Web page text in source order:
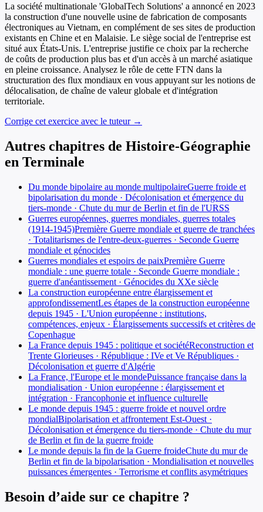
La société multinationale 'GlobalTech Solutions' a annoncé en 2023
la construction d'une nouvelle usine de fabrication de composants
électroniques au Vietnam, en complément de ses sites de production
existants en Chine et en Malaisie. Le siège social de l'entreprise est
situé aux États-Unis. L'entreprise justifie ce choix par la recherche
de coûts de production plus bas et d'un accès à un marché asiatique
en pleine croissance. Analysez le rôle de cette FTN dans la
structuration des flux mondiaux en vous appuyant sur les notions de
délocalisation, de chaîne de valeur globale et d'intégration
territoriale.
Corrige cet exercice avec le tuteur →
Autres chapitres de Histoire-Géographie
en Terminale
Du monde bipolaire au monde multipolaireGuerre froide et
bipolarisation du monde · Décolonisation et émergence du
tiers-monde · Chute du mur de Berlin et fin de l'URSS
Guerres européennes, guerres mondiales, guerres totales
(1914-1945)Première Guerre mondiale et guerre de tranchées
· Totalitarismes de l'entre-deux-guerres · Seconde Guerre
mondiale et génocides
Guerres mondiales et espoirs de paixPremière Guerre
mondiale : une guerre totale · Seconde Guerre mondiale :
guerre d'anéantissement · Génocides du XXe siècle
La construction européenne entre élargissement et
approfondissementLes étapes de la construction européenne
depuis 1945 · L'Union européenne : institutions,
compétences, enjeux · Élargissements successifs et critères de
Copenhague
La France depuis 1945 : politique et sociétéReconstruction et
Trente Glorieuses · République : IVe et Ve Républiques ·
Décolonisation et guerre d'Algérie
La France, l'Europe et le mondePuissance française dans la
mondialisation · Union européenne : élargissement et
intégration · Francophonie et influence culturelle
Le monde depuis 1945 : guerre froide et nouvel ordre
mondialBipolarisation et affrontement Est-Ouest ·
Décolonisation et émergence du tiers-monde · Chute du mur
de Berlin et fin de la guerre froide
Le monde depuis la fin de la Guerre froideChute du mur de
Berlin et fin de la bipolarisation · Mondialisation et nouvelles
puissances émergentes · Terrorisme et conflits asymétriques
Besoin d’aide sur ce chapitre ?